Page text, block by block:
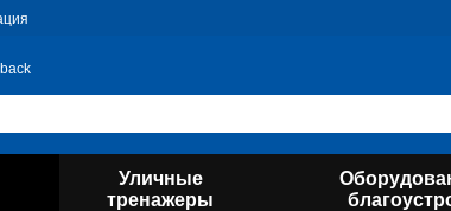
Уличные
тренажеры